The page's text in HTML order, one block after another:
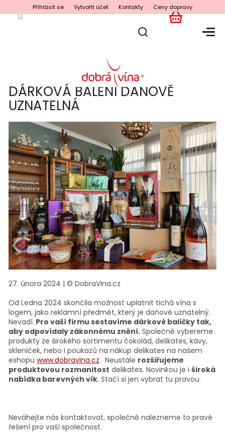
na
Přihlásit se Vytvořit účet Kontakty Ceny dopravy
NÁKUPNÍ
DÁRKOVÁ BALENÍ DAŇOVĚ
UZNATELNÁ
27. února 2024 | © DobraVina.cz
Od Ledna 2024 skončila možnost uplatnit tichá vína s
logem, jako reklamní předmět, který je daňově uznatelný.
Nevadí. Pro vaší firmu sestavíme dárkové balíčky tak,
aby odpovídaly zákonnému znění. Společně vybereme
produkty ze širokého sortimentu čokolád, delikates, kávy,
skleniček, nebo i poukazů na nákup delikates na našem
eshopu www.dobravina.cz. Neustále rozšiřujeme
produktovou rozmanitost delikates. Novinkou je i široká
nabídka barevných vík. Stačí si jen vybrat tu pravou.
Neváhejte nás kontaktovat, společně nalezneme to pravé
řešení pro vaší společnost.